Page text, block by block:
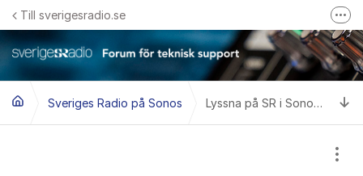
Hoppa till innehåll
Till sverigesradio.se
Frågor & svar om Sveriges Radio
Felanmäl problem med radiomottagning hos Teracom
Sveriges Radio på Sonos Lyssna på SR i Sonos utomlands